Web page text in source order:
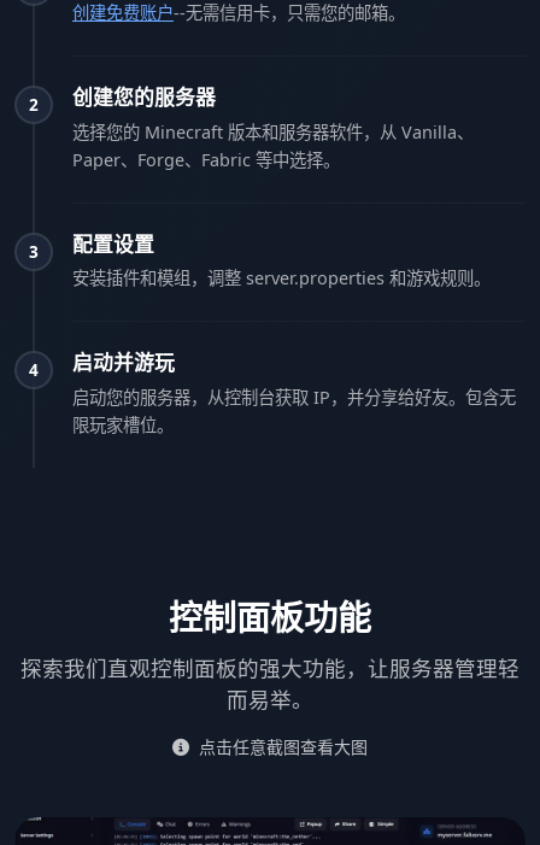
创建免费账户--无需信用卡，只需您的邮箱。
2 创建您的服务器
选择您的 Minecraft 版本和服务器软件，从 Vanilla、
Paper、Forge、Fabric 等中选择。
3 配置设置
安装插件和模组，调整 server.properties 和游戏规则。
4 启动并游玩
启动您的服务器，从控制台获取 IP，并分享给好友。包含无
限玩家槽位。
控制面板功能
探索我们直观控制面板的强大功能，让服务器管理轻
而易举。
点击任意截图查看大图